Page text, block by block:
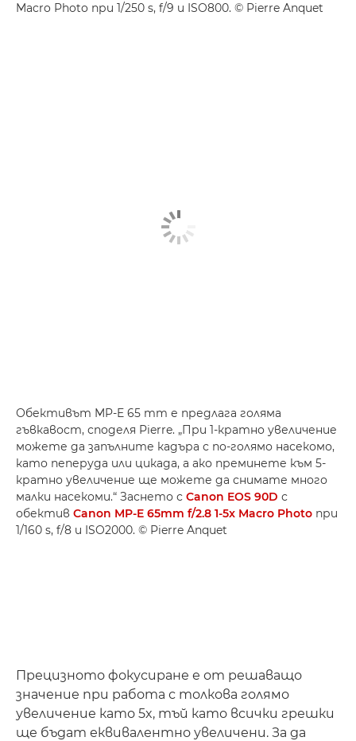
Macro Photo при 1/250 s, f/9 и ISO800. © Pierre Anquet
Обективът MP-E 65 mm е предлага голяма
гъвкавост, споделя Pierre. „При 1-кратно увеличение
можете да запълните кадъра с по-голямо насекомо,
като пеперуда или цикада, а ако преминете към 5-
кратно увеличение ще можете да снимате много
малки насекоми.“ Заснето с Canon EOS 90D с
обектив Canon MP-E 65mm f/2.8 1-5x Macro Photo при
1/160 s, f/8 и ISO2000. © Pierre Anquet
Прецизното фокусиране е от решаващо
значение при работа с толкова голямо
увеличение като 5x, тъй като всички грешки
ще бъдат еквивалентно увеличени. За да